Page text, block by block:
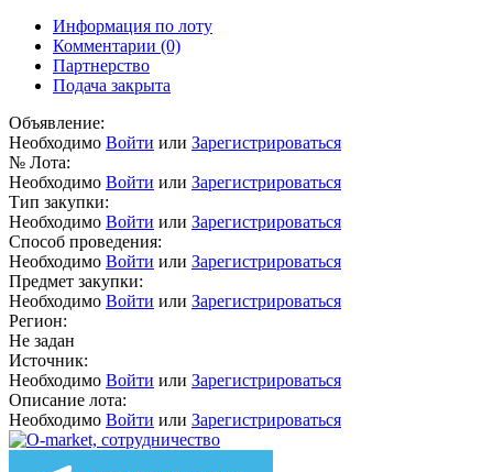
Информация по лоту
Комментарии (0)
Партнерство
Подача закрыта
Объявление:
Необходимо Войти или Зарегистрироваться
№ Лота:
Необходимо Войти или Зарегистрироваться
Тип закупки:
Необходимо Войти или Зарегистрироваться
Способ проведения:
Необходимо Войти или Зарегистрироваться
Предмет закупки:
Необходимо Войти или Зарегистрироваться
Регион:
Не задан
Источник:
Необходимо Войти или Зарегистрироваться
Описание лота:
Необходимо Войти или Зарегистрироваться